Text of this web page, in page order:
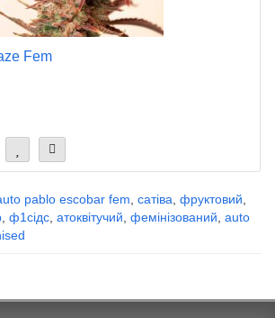
Fem
pablo escobar fem сатіва фруктовий
ф1сідс атоквітучий фемінізований auto